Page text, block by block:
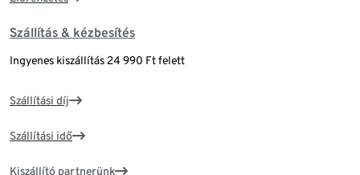
Szállítás & kézbesítés
Ingyenes kiszállítás 24 990 Ft felett
Szállítási díj
Szállítási idő
Kiszállító partnerünk